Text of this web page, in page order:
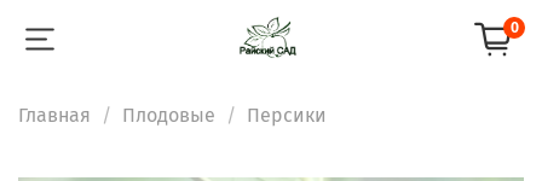
0
Главная Плодовые Персики